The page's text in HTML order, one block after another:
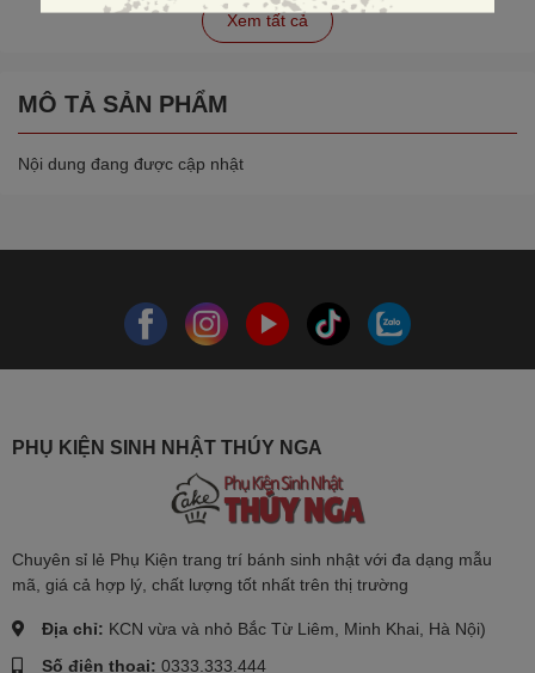
Xem tất cả
MÔ TẢ SẢN PHẨM
Nội dung đang được cập nhật
PHỤ KIỆN SINH NHẬT THÚY NGA
Chuyên sỉ lẻ Phụ Kiện trang trí bánh sinh nhật với đa dạng mẫu
mã, giá cả hợp lý, chất lượng tốt nhất trên thị trường
Địa chỉ: KCN vừa và nhỏ Bắc Từ Liêm, Minh Khai, Hà Nội)
Số điện thoại: 0333.333.444